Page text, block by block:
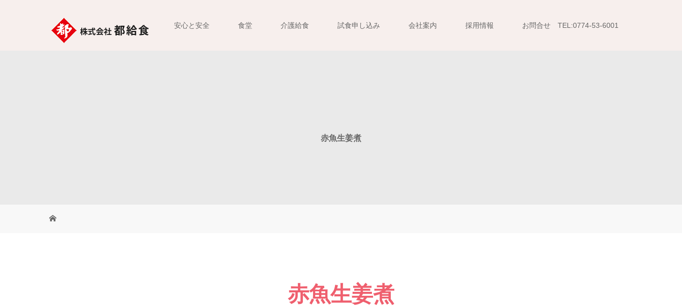
安心と安全 食堂 介護給食 試食申し込み 会社案内 採用情報 お問合せ TEL:0774-53-6001
赤魚生姜煮
赤魚生姜煮